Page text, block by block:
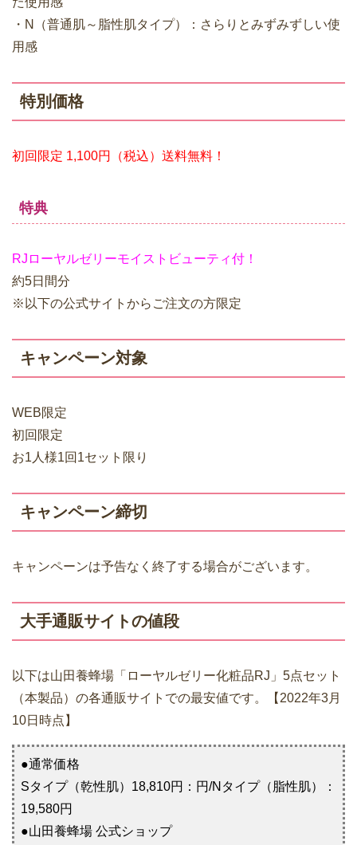
・N（普通肌～脂性肌タイプ）：さらりとみずみずしい使
用感
特別価格
初回限定 1,100円（税込）送料無料！
特典
RJローヤルゼリーモイストビューティ付！
約5日間分
※以下の公式サイトからご注文の方限定
キャンペーン対象
WEB限定
初回限定
お1人様1回1セット限り
キャンペーン締切
キャンペーンは予告なく終了する場合がございます。
大手通販サイトの値段
以下は山田養蜂場「ローヤルゼリー化粧品RJ」5点セット
（本製品）の各通販サイトでの最安値です。【2022年3月
10日時点】
●通常価格
Sタイプ（乾性肌）18,810円：円/Nタイプ（脂性肌）：
19,580円
●山田養蜂場 公式ショップ